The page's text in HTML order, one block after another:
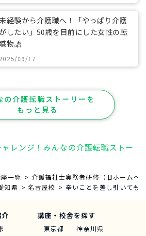
経験から介護職へ！「やっぱり介護
がしたい」50歳を目前にした女性の転
物語
2025/09/17
の介護転職ストーリーを
もっと見る
一覧
介護福祉士実務者研修（旧ホームヘ
知県 名古屋校 辛いことを差し引いても
講座・校舎を探す
東京都
神奈川県